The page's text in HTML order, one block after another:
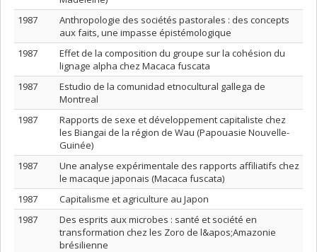
1987
Anthropologie des sociétés pastorales : des concepts
aux faits, une impasse épistémologique
1987
Effet de la composition du groupe sur la cohésion du
lignage alpha chez Macaca fuscata
1987
Estudio de la comunidad etnocultural gallega de
Montreal
1987
Rapports de sexe et développement capitaliste chez
les Biangai de la région de Wau (Papouasie Nouvelle-
Guinée)
1987
Une analyse expérimentale des rapports affiliatifs chez
le macaque japonais (Macaca fuscata)
1987
Capitalisme et agriculture au Japon
1987
Des esprits aux microbes : santé et société en
transformation chez les Zoro de l&apos;Amazonie
brésilienne